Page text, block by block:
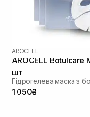
AROCELL
AROCELL Botulcare
шт
1 050₴